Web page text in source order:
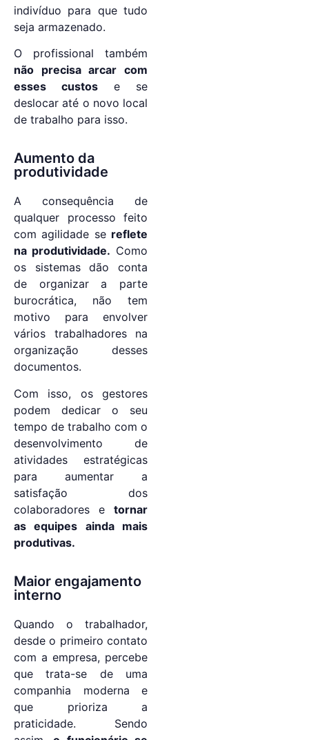
indivíduo para que tudo
seja armazenado.
O profissional também
não precisa arcar com
esses custos e se
deslocar até o novo local
de trabalho para isso.
Aumento da
produtividade
A consequência de
qualquer processo feito
com agilidade se reflete
na produtividade. Como
os sistemas dão conta
de organizar a parte
burocrática, não tem
motivo para envolver
vários trabalhadores na
organização desses
documentos.
Com isso, os gestores
podem dedicar o seu
tempo de trabalho com o
desenvolvimento de
atividades estratégicas
para aumentar a
satisfação dos
colaboradores e tornar
as equipes ainda mais
produtivas.
Maior engajamento
interno
Quando o trabalhador,
desde o primeiro contato
com a empresa, percebe
que trata-se de uma
companhia moderna e
que prioriza a
praticidade. Sendo